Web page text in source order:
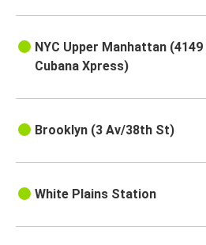
NYC Upper Manhattan
Cubana Xpress)
Brooklyn (3 Av/38th St)
White Plains Station